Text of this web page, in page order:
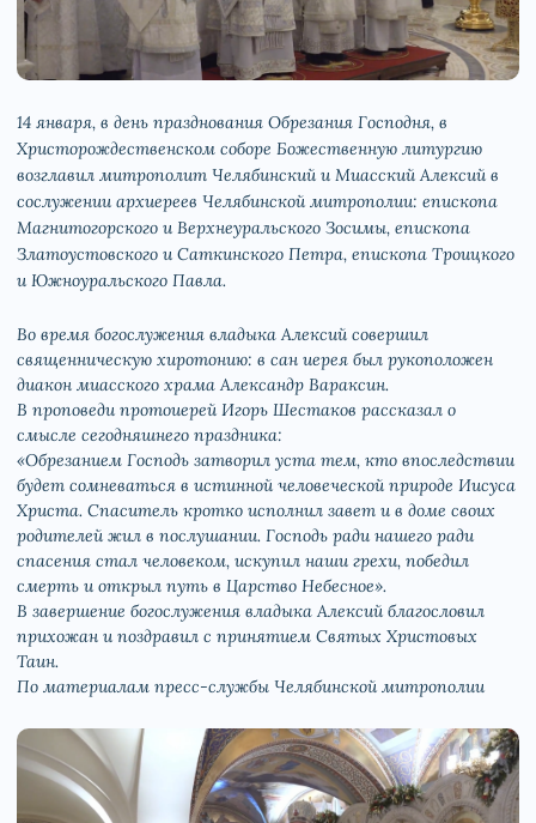
14 января, в день празднования Обрезания Господня, в
Христорождественском соборе Божественную литургию
возглавил митрополит Челябинский и Миасский Алексий в
сослужении архиереев Челябинской митрополии: епископа
Магнитогорского и Верхнеуральского Зосимы, епископа
Златоустовского и Саткинского Петра, епископа Троицкого
и Южноуральского Павла.
Во время богослужения владыка Алексий совершил
священническую хиротонию: в сан иерея был рукоположен
диакон миасского храма Александр Вараксин.
В проповеди протоиерей Игорь Шестаков рассказал о
смысле сегодняшнего праздника:
«Обрезанием Господь затворил уста тем, кто впоследствии
будет сомневаться в истинной человеческой природе Иисуса
Христа. Спаситель кротко исполнил завет и в доме своих
родителей жил в послушании. Господь ради нашего ради
спасения стал человеком, искупил наши грехи, победил
смерть и открыл путь в Царство Небесное».
В завершение богослужения владыка Алексий благословил
прихожан и поздравил с принятием Святых Христовых
Таин.
По материалам пресс-службы Челябинской митрополии